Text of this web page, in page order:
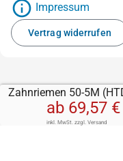
ab 69,57 €
inkl. MwSt. zzgl. Versand
Impressum
Vertrag widerrufen